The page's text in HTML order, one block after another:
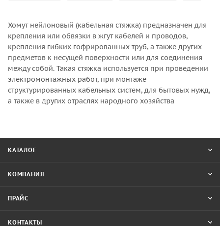
Хомут нейлоновый (кабельная стяжка) предназначен для
крепления или обвязки в жгут кабелей и проводов,
крепления гибких гофрированных труб, а также других
предметов к несущей поверхности или для соединения
между собой. Такая стяжка используется при проведении
электромонтажных работ, при монтаже
структурированных кабельных систем, для бытовых нужд,
а также в других отраслях народного хозяйства
КАТАЛОГ
КОМПАНИЯ
ПРАЙС
КОНТАКТЫ